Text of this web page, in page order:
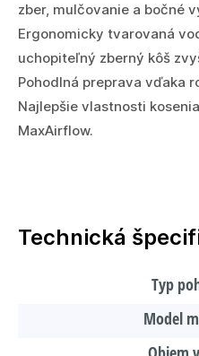
zber, mulčovanie a bočné
Ergonomicky tvarovaná
uchopiteľný zberný kôš
Pohodlná preprava vďaka
Najlepšie vlastnosti
MaxAirflow.
Technická
Typ
Model